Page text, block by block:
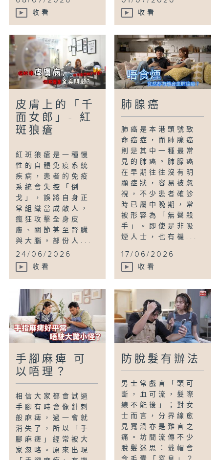
收看 收看
皮膚上的「千
面女郎」- 紅
斑狼瘡
紅斑狼瘡是一種慢
性的自體免疫系統
疾病，患者的免疫
系統會失控「倒
戈」，誤將自身正
常組織當成敵人，
瘋狂攻擊全身皮
膚、關節甚至腎臟
與大腦。部份人...
24/06/2026
收看
肺腺癌
肺癌是本港頭號致
命癌症，而肺腺癌
則是其中一種最常
見的肺癌。肺腺癌
在早期往往沒有明
顯症狀，容易被忽
視，不少患者確診
時已屬中晚期，常
被形容為「無聲殺
手」。即使是非吸
煙人士，也有機...
17/06/2026
收看
手腳麻痺 可
以唔理？
相信大家都會試過
手腳有時會像針刺
般麻痺，過一會就
消失了，所以「手
腳麻痺」經常被大
家忽略。原來出現
防脫髮有辦法
男士常戲言「頭可
斷，血可流，髮際
線不能後」；對女
士而言，分界線愈
見寬濶亦是難言之
痛。坊間流傳不少
脫髮迷思：戴帽會